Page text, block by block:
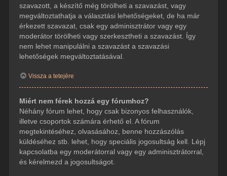
szavazott, a készítő még törölheti a szavazást, vagy
megváltoztathatja a választási lehetőségeket, de ha már
érkezett szavazat, csak egy adminisztrátor vagy egy
moderátor törölheti vagy szerkesztheti a szavazást. Így
nem lehet manipulálni a szavazást a szavazási
lehetőségek megváltoztatásával.
Vissza a tetejére
Miért nem férek hozzá egy fórumhoz?
Néhány fórum lehet, hogy csak bizonyos felhasználók,
illetve csoportok számára érhető el. A fórum
megtekintéséhez, olvasásához, benne hozzászólás
küldéséhez stb. lehet, hogy speciális jogosultság kell. Lépj
kapcsolatba egy moderátorral vagy egy adminisztrátorral,
és kérelmezd a jogosultságot.